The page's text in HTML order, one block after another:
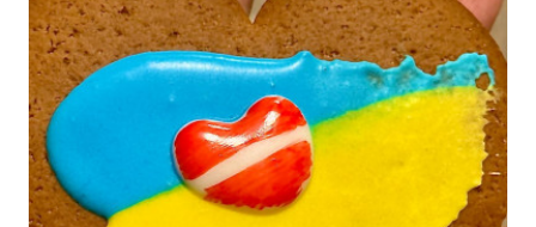
AKTUALITĀTES
PAR MUZEJU
SKOLĀM